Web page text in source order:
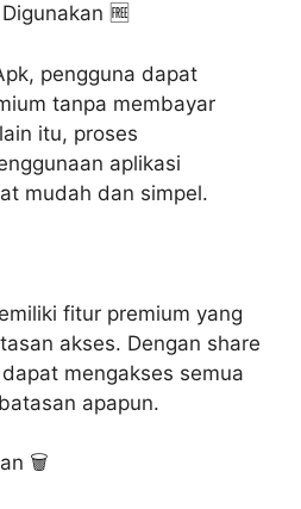
🆓
pengguna dapat
tanpa membayar
itu, proses
aplikasi
mudah dan simpel.
fitur premium yang
akses. Dengan share
mengakses semua
apapun.
🗑️